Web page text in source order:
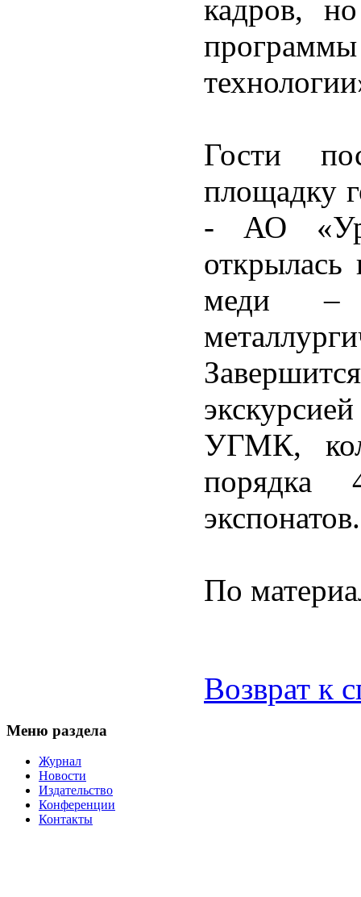
кадров,
Гости
площадку
- АО
открылась
меди –
УГМК,
порядка
экспонатов.
По
Возврат к
Меню раздела
Журнал
Новости
Издательство
Конференции
Контакты